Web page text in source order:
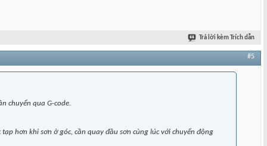
Trả lời kèm Trích dẫn
#5
chuyển qua G-code.
hơn khi sơn ở góc, cần quay đầu sơn cùng lúc với chuyển động